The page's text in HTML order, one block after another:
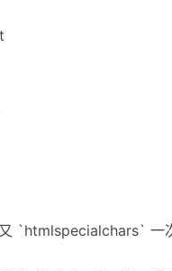
`htmlspecialchars` 一